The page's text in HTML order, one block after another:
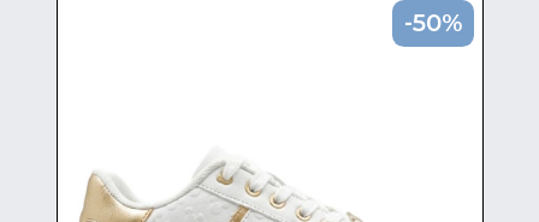
-50%